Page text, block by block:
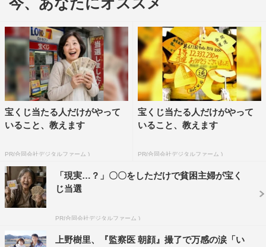
り16人目となる完全試合を史上最年少で達成。今年3月に
開幕するWBC日本代表に選出された。
ディレクターズメモ
2019年から4年間千葉ロッテの担当記者を務め、佐々木朗
希投手を取材してきました。今回の取材で感じたのは、球
ャップ」。球場ではあまり表情を変えず、21歳とは思えな
いほどユニフォームを着た佐々木投手には鬼気迫るものを
感じていました。しかし、岩手に帰り地元の友人とまだ21
歳だと感じるあどけない表情やしぐさ、柔らかい口調を感
大好きな故郷であり、心が許せる場なんだと改めて思いま
宝くじ当たる人だけがやって
いること、教えます
PR(合同会社デジタルファーム )
宝くじ当たる人だけがやって
いること、教えます
PR(合同会社デジタルファーム )
「現実…？」〇〇をしただけで貧困主婦が宝く
じ当選
PR(合同会社デジタルファーム )
上野樹里、『監察医 朝顔』撮了で万感の涙「い